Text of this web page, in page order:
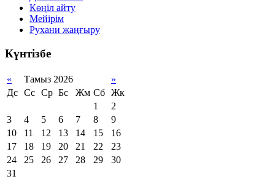
Көңіл айту
Мейірім
Рухани жаңғыру
Күнтізбе
« Тамыз 2026
»
Дс Сс Ср Бс Жм Сб Жк
1
2
3
4 5 6 7 8
9
10
11 12 13 14 15
16
17
18 19 20 21 22
23
24
25 26 27 28 29
30
31